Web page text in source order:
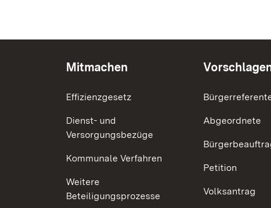
Mitmachen
Effizienzgesetz
Dienst- und
Versorgungsbezüge
Kommunale Verfahren
Weitere
Beteiligungsprozesse
Abgeordnete
Petition
Volksantrag